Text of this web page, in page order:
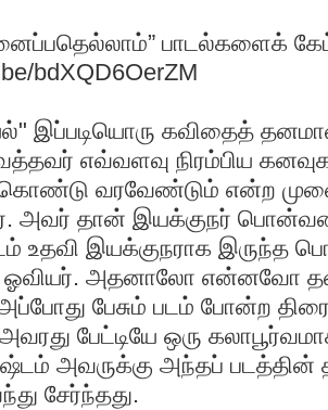
பாடல்களைக்
bdXQD6OerZM
இப்படியொரு கவிதைத்
எவ்வளவு நிரம்பிய
கொண்டு வரவேண்டும் என்ற
அவர் தான் இயக்குநர்
உதவி இயக்குநராக
ஓவியர். அதனாலோ
அப்போது பேசும் படம் போன்ற
பேட்டியே ஒரு
அவருக்கு அந்தப் படத்தின்
சேர்ந்தது.